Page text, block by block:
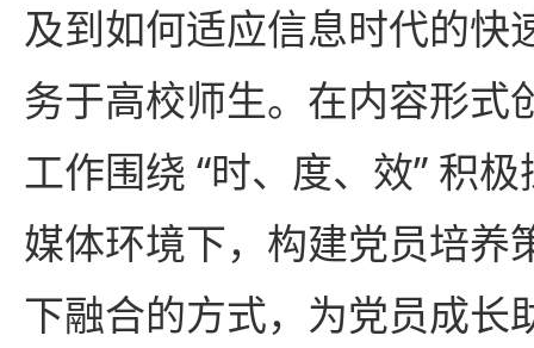
及到如何适应信息时代的快
务于高校师生。在内容形式
工作围绕 “时、度、效” 积
媒体环境下，构建党员培养
下融合的方式，为党员成长